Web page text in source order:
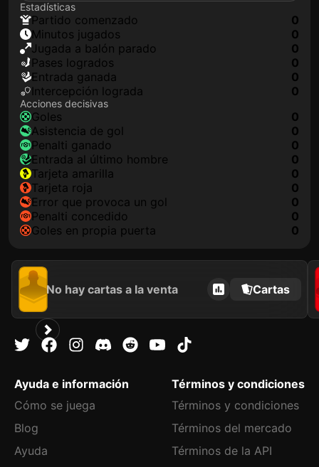
Estadísticas
partido comenzado
0
minutos jugados
0
jugada a balón parado
0
pases logrados
0
Entrada ganada
0
Intercepción lograda
0
Acciones decisivas
goles
0
asistencia de gol
0
Penalti ganado
0
Entrada al último hombre
0
tarjeta amarilla
0
tarjeta roja
0
Error que provoca un gol
0
Penalti concedido
0
goles en propia puerta
0
No hay cartas a la venta Cartas
Ayuda e información
Cómo se juega
Blog
Ayuda
Términos y condiciones
Términos y condiciones
Términos del mercado
Términos de la API